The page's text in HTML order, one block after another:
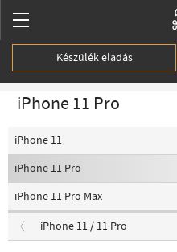
Készülék eladás
iPhone 11 Pro
iPhone 11
iPhone 11 Pro
iPhone 11 Pro Max
iPhone 11 / 11 Pro